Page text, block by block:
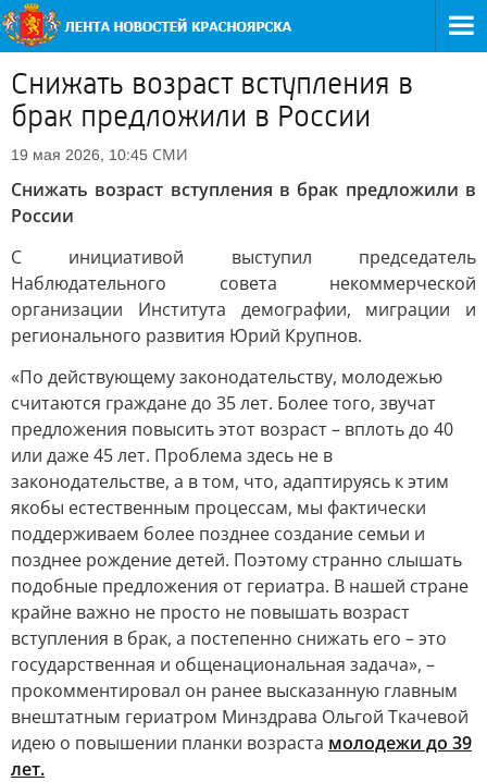
Снижать возраст вступления в
брак предложили в России
19 мая 2026, 10:45 СМИ
Снижать возраст вступления в брак предложили в
России
С инициативой выступил председатель
Наблюдательного совета некоммерческой
организации Института демографии, миграции и
регионального развития Юрий Крупнов.
«По действующему законодательству, молодежью
считаются граждане до 35 лет. Более того, звучат
предложения повысить этот возраст – вплоть до 40
или даже 45 лет. Проблема здесь не в
законодательстве, а в том, что, адаптируясь к этим
якобы естественным процессам, мы фактически
поддерживаем более позднее создание семьи и
позднее рождение детей. Поэтому странно слышать
подобные предложения от гериатра. В нашей стране
крайне важно не просто не повышать возраст
вступления в брак, а постепенно снижать его – это
государственная и общенациональная задача», –
прокомментировал он ранее высказанную главным
внештатным гериатром Минздрава Ольгой Ткачевой
идею о повышении планки возраста молодежи до 39
лет.